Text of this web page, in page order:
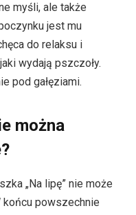
myśli, ale także
jest mu
do relaksu i
wydają pszczoły.
pod gałęziami.
można
„Na lipę” nie może
końcu powszechnie